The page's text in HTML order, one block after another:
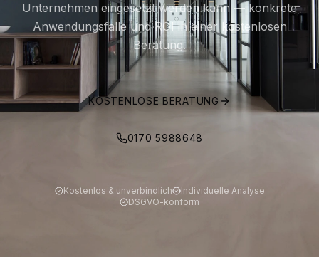
Unternehmen eingesetzt werden kann — konkrete
Anwendungsfälle und ROI in einer kostenlosen
Beratung.
KOSTENLOSE BERATUNG
0170 5988648
Kostenlos & unverbindlich
Individuelle Analyse
DSGVO-konform